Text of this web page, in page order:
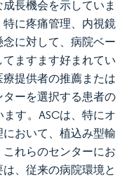
長機会を示していま
に疼痛管理、内視鏡
に対して、病院ベー
ますます好まれてい
提供者の推薦または
ーを選択する患者の
す。ASCは、特にオ
おいて、植込み型輸
れらのセンターにお
、従来の病院環境と